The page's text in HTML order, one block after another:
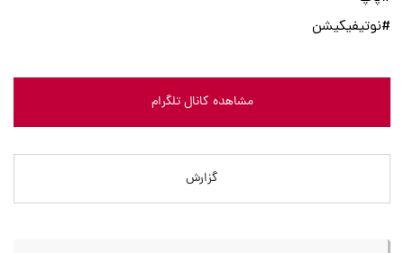
#نوتیفیکیشن
مشاهده کانال تلگرام
گزارش